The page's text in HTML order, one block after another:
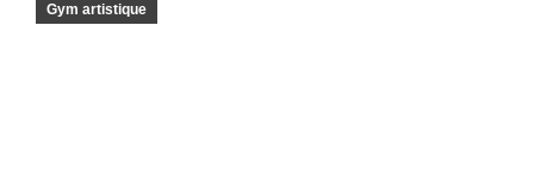
Gym artistique